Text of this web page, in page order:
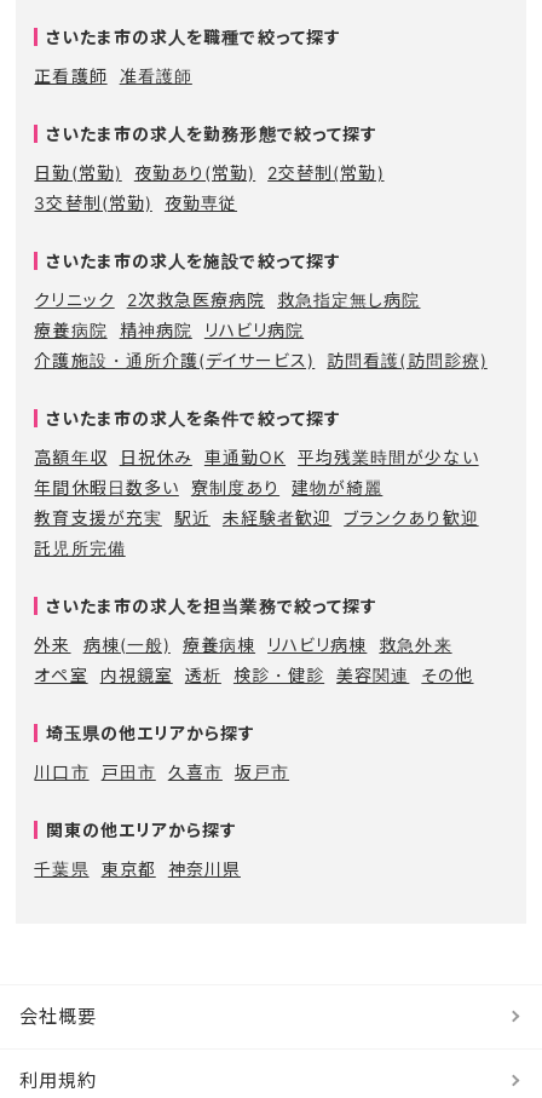
さいたま市の求人を職種で絞って探す
正看護師
准看護師
さいたま市の求人を勤務形態で絞って探す
日勤(常勤)
夜勤あり(常勤)
2交替制(常勤)
3交替制(常勤)
夜勤専従
さいたま市の求人を施設で絞って探す
クリニック
2次救急医療病院
救急指定無し病院
療養病院
精神病院
リハビリ病院
介護施設・通所介護(デイサービス)
訪問看護(訪問診療)
さいたま市の求人を条件で絞って探す
高額年収
日祝休み 車通勤OK
平均残業時間が少ない
年間休暇日数多い
寮制度あり
建物が綺麗
教育支援が充実
駅近 未経験者歓迎
ブランクあり歓迎
託児所完備
さいたま市の求人を担当業務で絞って探す
外来
病棟(一般) 療養病棟 リハビリ病棟
救急外来
オペ室
内視鏡室 透析 検診・健診 美容関連 その他
埼玉県の他エリアから探す
川口市
戸田市 久喜市 坂戸市
関東の他エリアから探す
千葉県
東京都 神奈川県
会社概要
利用規約